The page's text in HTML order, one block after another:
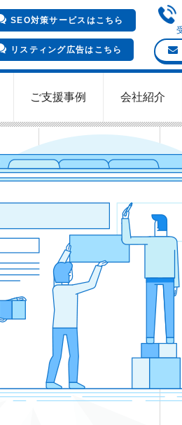
SEO対策サービスはこちら
リスティング広告はこちら
ご支援事例 会社紹介